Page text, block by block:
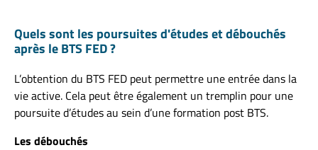
Quels sont les poursuites d'études et débouchés
après le BTS FED ?
L’obtention du BTS FED peut permettre une entrée dans la
vie active. Cela peut être également un tremplin pour une
poursuite d’études au sein d’une formation post BTS.
Les débouchés